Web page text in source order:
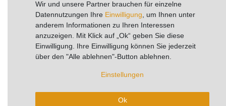
Technische Daten
Weitere Details
Hersteller
Wir und unsere Partner brauchen für einzelne
Datennutzungen Ihre Einwilligung , um Ihnen unter
anderem Informationen zu Ihren Interessen
anzuzeigen. Mit Klick auf „Ok“ geben Sie diese
Einwilligung. Ihre Einwilligung können Sie jederzeit
über den "Alle ablehnen"-Button ablehnen.
Einstellungen
Ok